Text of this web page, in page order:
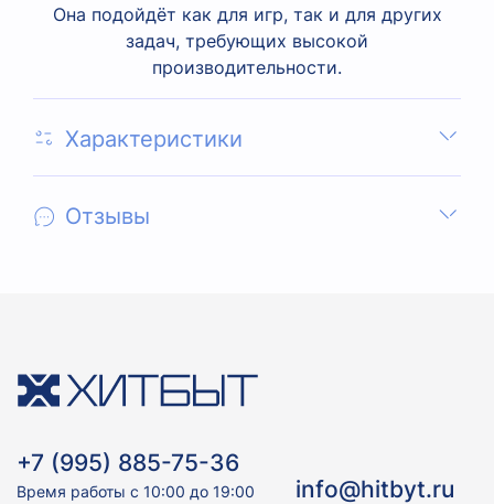
Она подойдёт как для игр, так и для других
задач, требующих высокой
производительности.
Характеристики
Отзывы
+7 (995) 885-75-36
Время работы с 10:00 до 19:00 info@hitbyt.ru